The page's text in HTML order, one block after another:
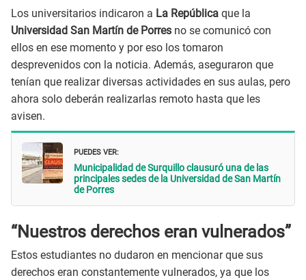
Los universitarios indicaron a La República que la
Universidad San Martín de Porres no se comunicó con
ellos en ese momento y por eso los tomaron
desprevenidos con la noticia. Además, aseguraron que
tenían que realizar diversas actividades en sus aulas, pero
ahora solo deberán realizarlas remoto hasta que les
avisen.
PUEDES VER:
Municipalidad de Surquillo clausuró una de las
principales sedes de la Universidad de San Martín
de Porres
“Nuestros derechos eran vulnerados”
Estos estudiantes no dudaron en mencionar que sus
derechos eran constantemente vulnerados, ya que los